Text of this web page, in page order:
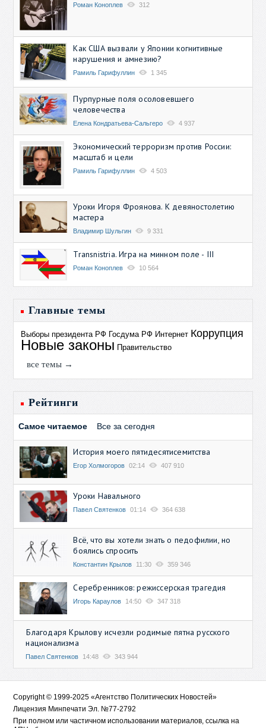
Роман Коноплев 312
Как США вызвали у Японии когнитивные
нарушения и амнезию?
Рамиль Гарифуллин 1 345
Пурпурные поля осоловевшего
человечества
Елена Кондратьева-Сальгеро 4 937
Экономический терроризм против России:
масштаб и цели
Рамиль Гарифуллин 4 503
Уроки Игоря Фроянова. К девяностолетию
мастера
Владимир Шульгин 9 331
Transnistria. Игра на минном поле - III
Роман Коноплев 10 564
Главные темы
Выборы президента РФ Госдума РФ Интернет Коррупция
Новые законы Правительство
все темы →
Рейтинги
Самое читаемое Все за сегодня
История моего пятидесятисемитства
Егор Холмогоров 02:14 407 910
Уроки Навального
Павел Святенков 01:14 364 638
Всё, что вы хотели знать о педофилии, но
боялись спросить
Константин Крылов 11:30 359 346
Серебренников: режиссерская трагедия
Игорь Караулов 14:50 347 318
Благодаря Крылову исчезли родимые пятна русского
национализма
Павел Святенков 14:48 343 944
Copyright © 1999-2025 «Агентство Политических Новостей»
Лицензия Минпечати Эл. №77-2792
При полном или частичном использовании материалов, ссылка на